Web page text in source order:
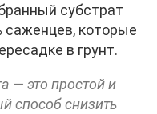
субстрат
саженцев, которые
в грунт.
— это простой и
способ снизить